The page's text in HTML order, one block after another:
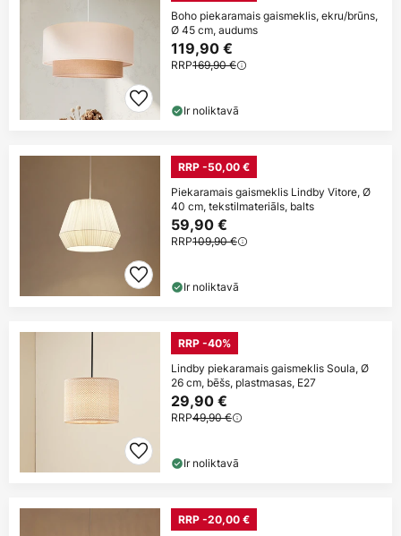
Boho piekaramais gaismeklis, ekru/brūns,
Ø 45 cm, audums
119,90 €
RRP169,90 €
Ir noliktavā
RRP -50,00 €
Piekaramais gaismeklis Lindby Vitore, Ø
40 cm, tekstilmateriāls, balts
59,90 €
RRP109,90 €
Ir noliktavā
RRP -40%
Lindby piekaramais gaismeklis Soula, Ø
26 cm, bēšs, plastmasas, E27
29,90 €
RRP49,90 €
Ir noliktavā
RRP -20,00 €